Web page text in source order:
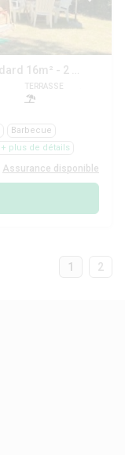
(Bungalow toilé BENGALI Standard 16m² - 2 chambres (sans sanitaires privatifs))
TERRASSE
Barbecue
+ plus de détails
Assurance disponible
1 2